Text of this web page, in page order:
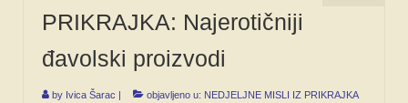
PRIKRAJKA: Najerotičniji
đavolski proizvodi
by Ivica Šarac | objavljeno u: NEDJELJNE MISLI IZ PRIKRAJKA